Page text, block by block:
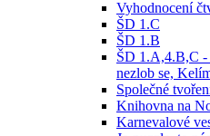
Vyhodnocení
ŠD 1.C
ŠD 1.B
ŠD 1.A,4.B,C -
nezlob se,
Společné
Knihovna na
Karnevalové